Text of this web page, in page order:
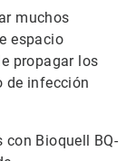
muchos
espacio
propagar los
de infección
Bioquell BQ-